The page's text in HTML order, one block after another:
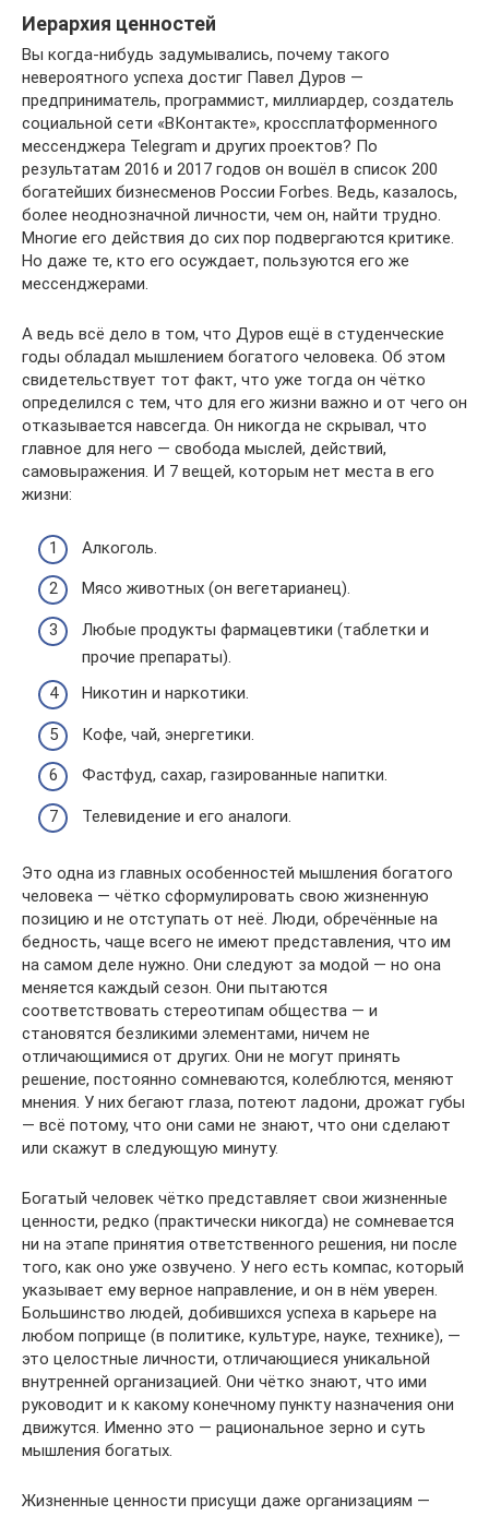
Иерархия ценностей
Вы когда-нибудь задумывались, почему такого
невероятного успеха достиг Павел Дуров —
предприниматель, программист, миллиардер, создатель
социальной сети «ВКонтакте», кроссплатформенного
мессенджера Telegram и других проектов? По
результатам 2016 и 2017 годов он вошёл в список 200
богатейших бизнесменов России Forbes. Ведь, казалось,
более неоднозначной личности, чем он, найти трудно.
Многие его действия до сих пор подвергаются критике.
Но даже те, кто его осуждает, пользуются его же
мессенджерами.
А ведь всё дело в том, что Дуров ещё в студенческие
годы обладал мышлением богатого человека. Об этом
свидетельствует тот факт, что уже тогда он чётко
определился с тем, что для его жизни важно и от чего он
отказывается навсегда. Он никогда не скрывал, что
главное для него — свобода мыслей, действий,
самовыражения. И 7 вещей, которым нет места в его
жизни:
Алкоголь.
Мясо животных (он вегетарианец).
Любые продукты фармацевтики (таблетки и
прочие препараты).
Никотин и наркотики.
Кофе, чай, энергетики.
Фастфуд, сахар, газированные напитки.
Телевидение и его аналоги.
Это одна из главных особенностей мышления богатого
человека — чётко сформулировать свою жизненную
позицию и не отступать от неё. Люди, обречённые на
бедность, чаще всего не имеют представления, что им
на самом деле нужно. Они следуют за модой — но она
меняется каждый сезон. Они пытаются
соответствовать стереотипам общества — и
становятся безликими элементами, ничем не
отличающимися от других. Они не могут принять
решение, постоянно сомневаются, колеблются, меняют
мнения. У них бегают глаза, потеют ладони, дрожат губы
— всё потому, что они сами не знают, что они сделают
или скажут в следующую минуту.
Богатый человек чётко представляет свои жизненные
ценности, редко (практически никогда) не сомневается
ни на этапе принятия ответственного решения, ни после
того, как оно уже озвучено. У него есть компас, который
указывает ему верное направление, и он в нём уверен.
Большинство людей, добившихся успеха в карьере на
любом поприще (в политике, культуре, науке, технике), —
это целостные личности, отличающиеся уникальной
внутренней организацией. Они чётко знают, что ими
руководит и к какому конечному пункту назначения они
движутся. Именно это — рациональное зерно и суть
мышления богатых.
Жизненные ценности присущи даже организациям —